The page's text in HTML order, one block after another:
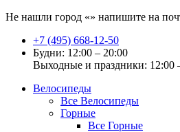
Не нашли город «» напишите на
+7 (495) 668-12-50
Будни: 12:00 – 20:00
Выходные и праздники: 12:00
Велосипеды
Все Велосипеды
Горные
Все Горные